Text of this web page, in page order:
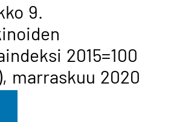
9.
2015=100
marraskuu 2020